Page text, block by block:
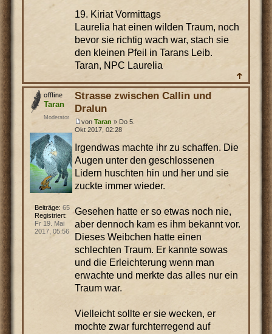
19. Kiriat Vormittags
Laurelia hat einen wilden Traum, noch
bevor sie richtig wach war, stach sie
den kleinen Pfeil in Tarans Leib.
Taran, NPC Laurelia
Strasse zwischen Callin und
Dralun
von Taran » Do 5.
Okt 2017, 02:28
Irgendwas machte ihr zu schaffen. Die
Augen unter den geschlossenen
Lidern huschten hin und her und sie
zuckte immer wieder.
Gesehen hatte er so etwas noch nie,
aber dennoch kam es ihm bekannt vor.
Dieses Weibchen hatte einen
schlechten Traum. Er kannte sowas
und die Erleichterung wenn man
erwachte und merkte das alles nur ein
Traum war.
Vielleicht sollte er sie wecken, er
mochte zwar furchterregend auf
Taran
Moderator
Beiträge: 65
Registriert:
Fr 19. Mai
2017, 05:56